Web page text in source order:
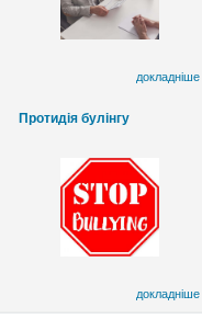
докладніше
Протидія булінгу
докладніше